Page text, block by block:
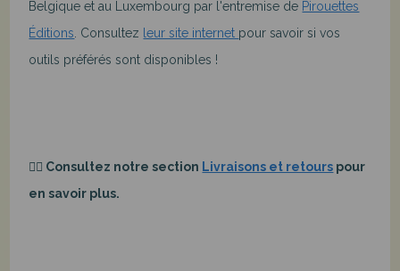
Belgique et au Luxembourg par l'entremise de Pirouettes
Éditions . Consultez leur site internet pour savoir si vos
outils préférés sont disponibles !
👉🏻 Consultez notre section Livraisons et retours pour
en savoir plus.